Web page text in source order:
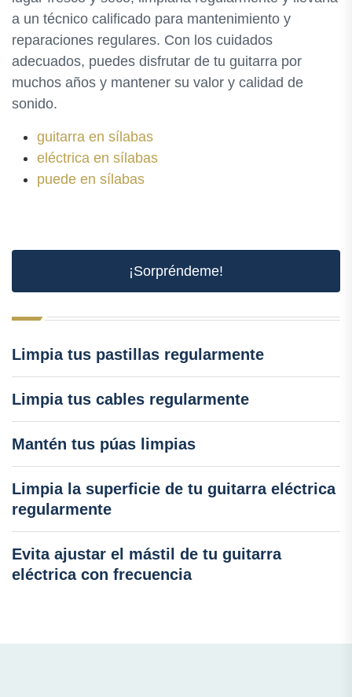
a un técnico calificado para mantenimiento y
reparaciones regulares. Con los cuidados
adecuados, puedes disfrutar de tu guitarra por
muchos años y mantener su valor y calidad de
sonido.
guitarra en sílabas
eléctrica en sílabas
puede en sílabas
¡Sorpréndeme!
Limpia tus pastillas regularmente
Limpia tus cables regularmente
Mantén tus púas limpias
Limpia la superficie de tu guitarra eléctrica
regularmente
Evita ajustar el mástil de tu guitarra
eléctrica con frecuencia